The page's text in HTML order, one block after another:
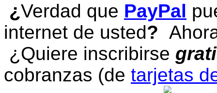
¿Verdad que PayPal
internet de usted?
¿Quiere inscribirse
cobranzas (de tarjetas